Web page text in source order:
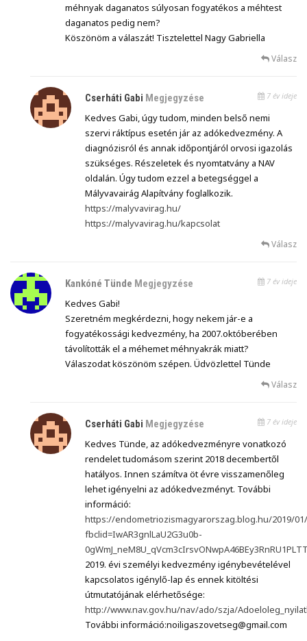
méhnyak daganatos súlyosan fogyatékos a méhtest
daganatos pedig nem?
Köszönöm a válaszát! Tisztelettel Nagy Gabriella
Válasz
Cserháti Gabi Megjegyzése 7 év ideje
Kedves Gabi, úgy tudom, minden belső nemi
szervi ráktípus esetén jár az adókedvezmény. A
diagnózisról és annak időpontjáról orvosi igazolás
szükséges. Részeletek és nyomtatvány a NAV
oldalán. Úgy tudom ezzel a betegséggel a
Mályvavairág Alapítvány foglalkozik.
https://malyvavirag.hu/
https://malyvavirag.hu/kapcsolat
Válasz
Kankóné Tünde Megjegyzése 7 év ideje
Kedves Gabi!
Szeretném megkérdezni, hogy nekem jár-e a
fogyatékossági kedvezmény, ha 2007.októberében
távolították el a méhemet méhnyakrák miatt?
Válaszodat köszönöm szépen. Üdvözlettel Tünde
Válasz
Cserháti Gabi Megjegyzése 7 év ideje
Kedves Tünde, az adókedvezményre vonatkozó
rendelet tudomásom szerint 2018 decembertől
hatályos. Innen számítva öt évre visszamenőleg
lehet igényelni az adókedvezményt. További
információ:
https://endometriozismagyarorszag.blog.hu/2019/
fbclid=IwAR3gnlLaU2G3u0b-
2019. évi személyi kedvezmény igénybevételével
kapcsolatos igénylő-lap és ennek kitöltési
útmutatójának elérhetősége:
http://www.nav.gov.hu/nav/ado/szja/
További információ:noiligaszovetseg@gmail.com